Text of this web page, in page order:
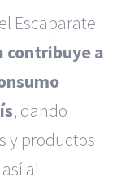
Escaparate
contribuye a
, dando
y productos
al